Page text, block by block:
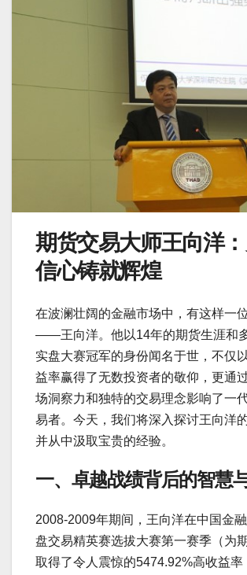
期货交易大师王向洋
信心铸就辉煌
在波澜壮阔的金融市场中，有这样一
——王向洋。他以14年的期货生涯和
实盘大赛冠军的身份闻名于世，不仅
益率赢得了无数投资者的敬仰，更通
场洞察力和独特的交易理念影响了一
易者。今天，我们将深入探讨王向洋
并从中汲取宝贵的经验。
一、卓越战绩背后的智慧
2008-2009年期间，王向洋在中国金
盘交易精英赛选拔大赛第一赛季（为
取得了令人震惊的5474.92%高收益率